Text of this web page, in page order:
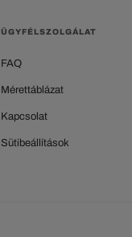
ÜGYFÉLSZOLGÁLAT
FAQ
Mérettáblázat
Kapcsolat
Sütibeállítások